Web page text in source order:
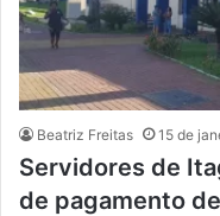
Beatriz Freitas 15 de
Servidores de
de pagamento